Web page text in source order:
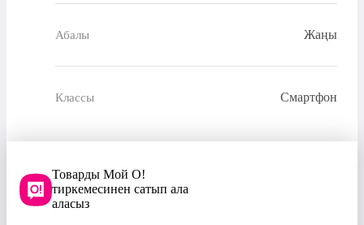
Абалы Жаңы
Классы Смартфон
Товарды Мой О!
тиркемесинен сатып ала
аласыз